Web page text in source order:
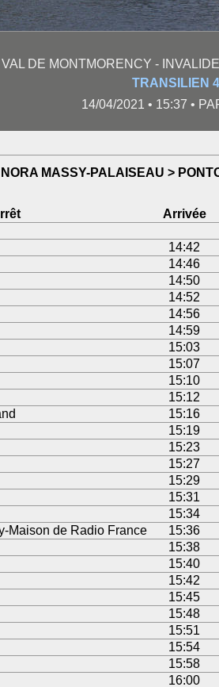
DE MONTMORENCY -
TRANSILIEN
14/04/2021 • 15:37 •
MASSY-PALAISEAU >
Arrivée
14:42
14:46
14:50
14:52
14:56
14:59
15:03
15:07
15:10
15:12
15:16
15:19
15:23
15:27
15:29
15:31
15:34
Maison de Radio France 15:36
15:38
15:40
15:42
15:45
15:48
15:51
15:54
15:58
16:00